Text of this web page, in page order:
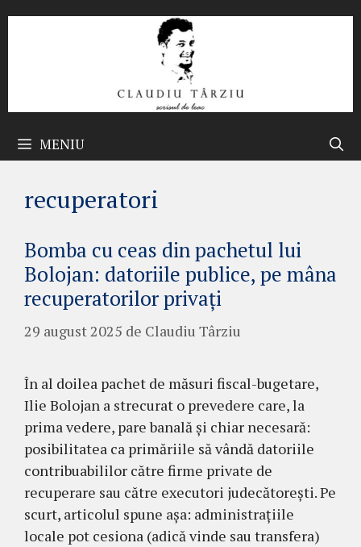
MENIU
recuperatori
Bomba cu ceas din pachetul lui
Bolojan: datoriile publice, pe mâna
recuperatorilor privați
29 august 2025 de Claudiu Târziu
În al doilea pachet de măsuri fiscal-bugetare,
Ilie Bolojan a strecurat o prevedere care, la
prima vedere, pare banală și chiar necesară:
posibilitatea ca primăriile să vândă datoriile
contribuabililor către firme private de
recuperare sau către executori judecătorești. Pe
scurt, articolul spune așa: administrațiile
locale pot cesiona (adică vinde sau transfera)